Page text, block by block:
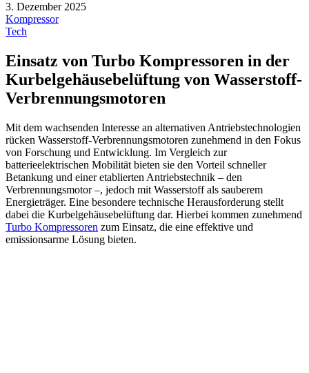
3. Dezember 2025
Kompressor
Tech
Einsatz von Turbo Kompressoren in der
Kurbelgehäusebelüftung von Wasserstoff-
Verbrennungsmotoren
Mit dem wachsenden Interesse an alternativen Antriebstechnologien
rücken Wasserstoff-Verbrennungsmotoren zunehmend in den Fokus
von Forschung und Entwicklung. Im Vergleich zur
batterieelektrischen Mobilität bieten sie den Vorteil schneller
Betankung und einer etablierten Antriebstechnik – den
Verbrennungsmotor –, jedoch mit Wasserstoff als sauberem
Energieträger. Eine besondere technische Herausforderung stellt
dabei die Kurbelgehäusebelüftung dar. Hierbei kommen zunehmend
Turbo Kompressoren zum Einsatz, die eine effektive und
emissionsarme Lösung bieten.